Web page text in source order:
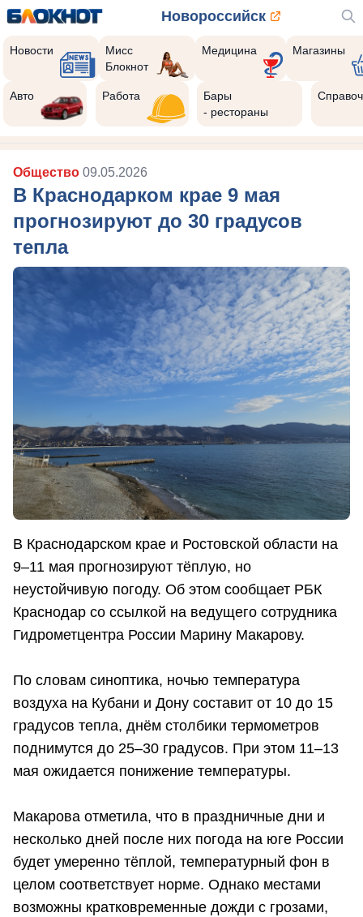
Новороссийск
Новости
Мисс
Блокнот
Медицина Магазины
Авто Работа
Бары
- рестораны
Общество 09.05.2026
В Краснодарком крае 9 мая
прогнозируют до 30 градусов
тепла
В Краснодарском крае и Ростовской области на
9–11 мая прогнозируют тёплую, но
неустойчивую погоду. Об этом сообщает РБК
Краснодар со ссылкой на ведущего сотрудника
Гидрометцентра России Марину Макарову.
По словам синоптика, ночью температура
воздуха на Кубани и Дону составит от 10 до 15
градусов тепла, днём столбики термометров
поднимутся до 25–30 градусов. При этом 11–13
мая ожидается понижение температуры.
Макарова отметила, что в праздничные дни и
несколько дней после них погода на юге России
будет умеренно тёплой, температурный фон в
целом соответствует норме. Однако местами
возможны кратковременные дожди с грозами,